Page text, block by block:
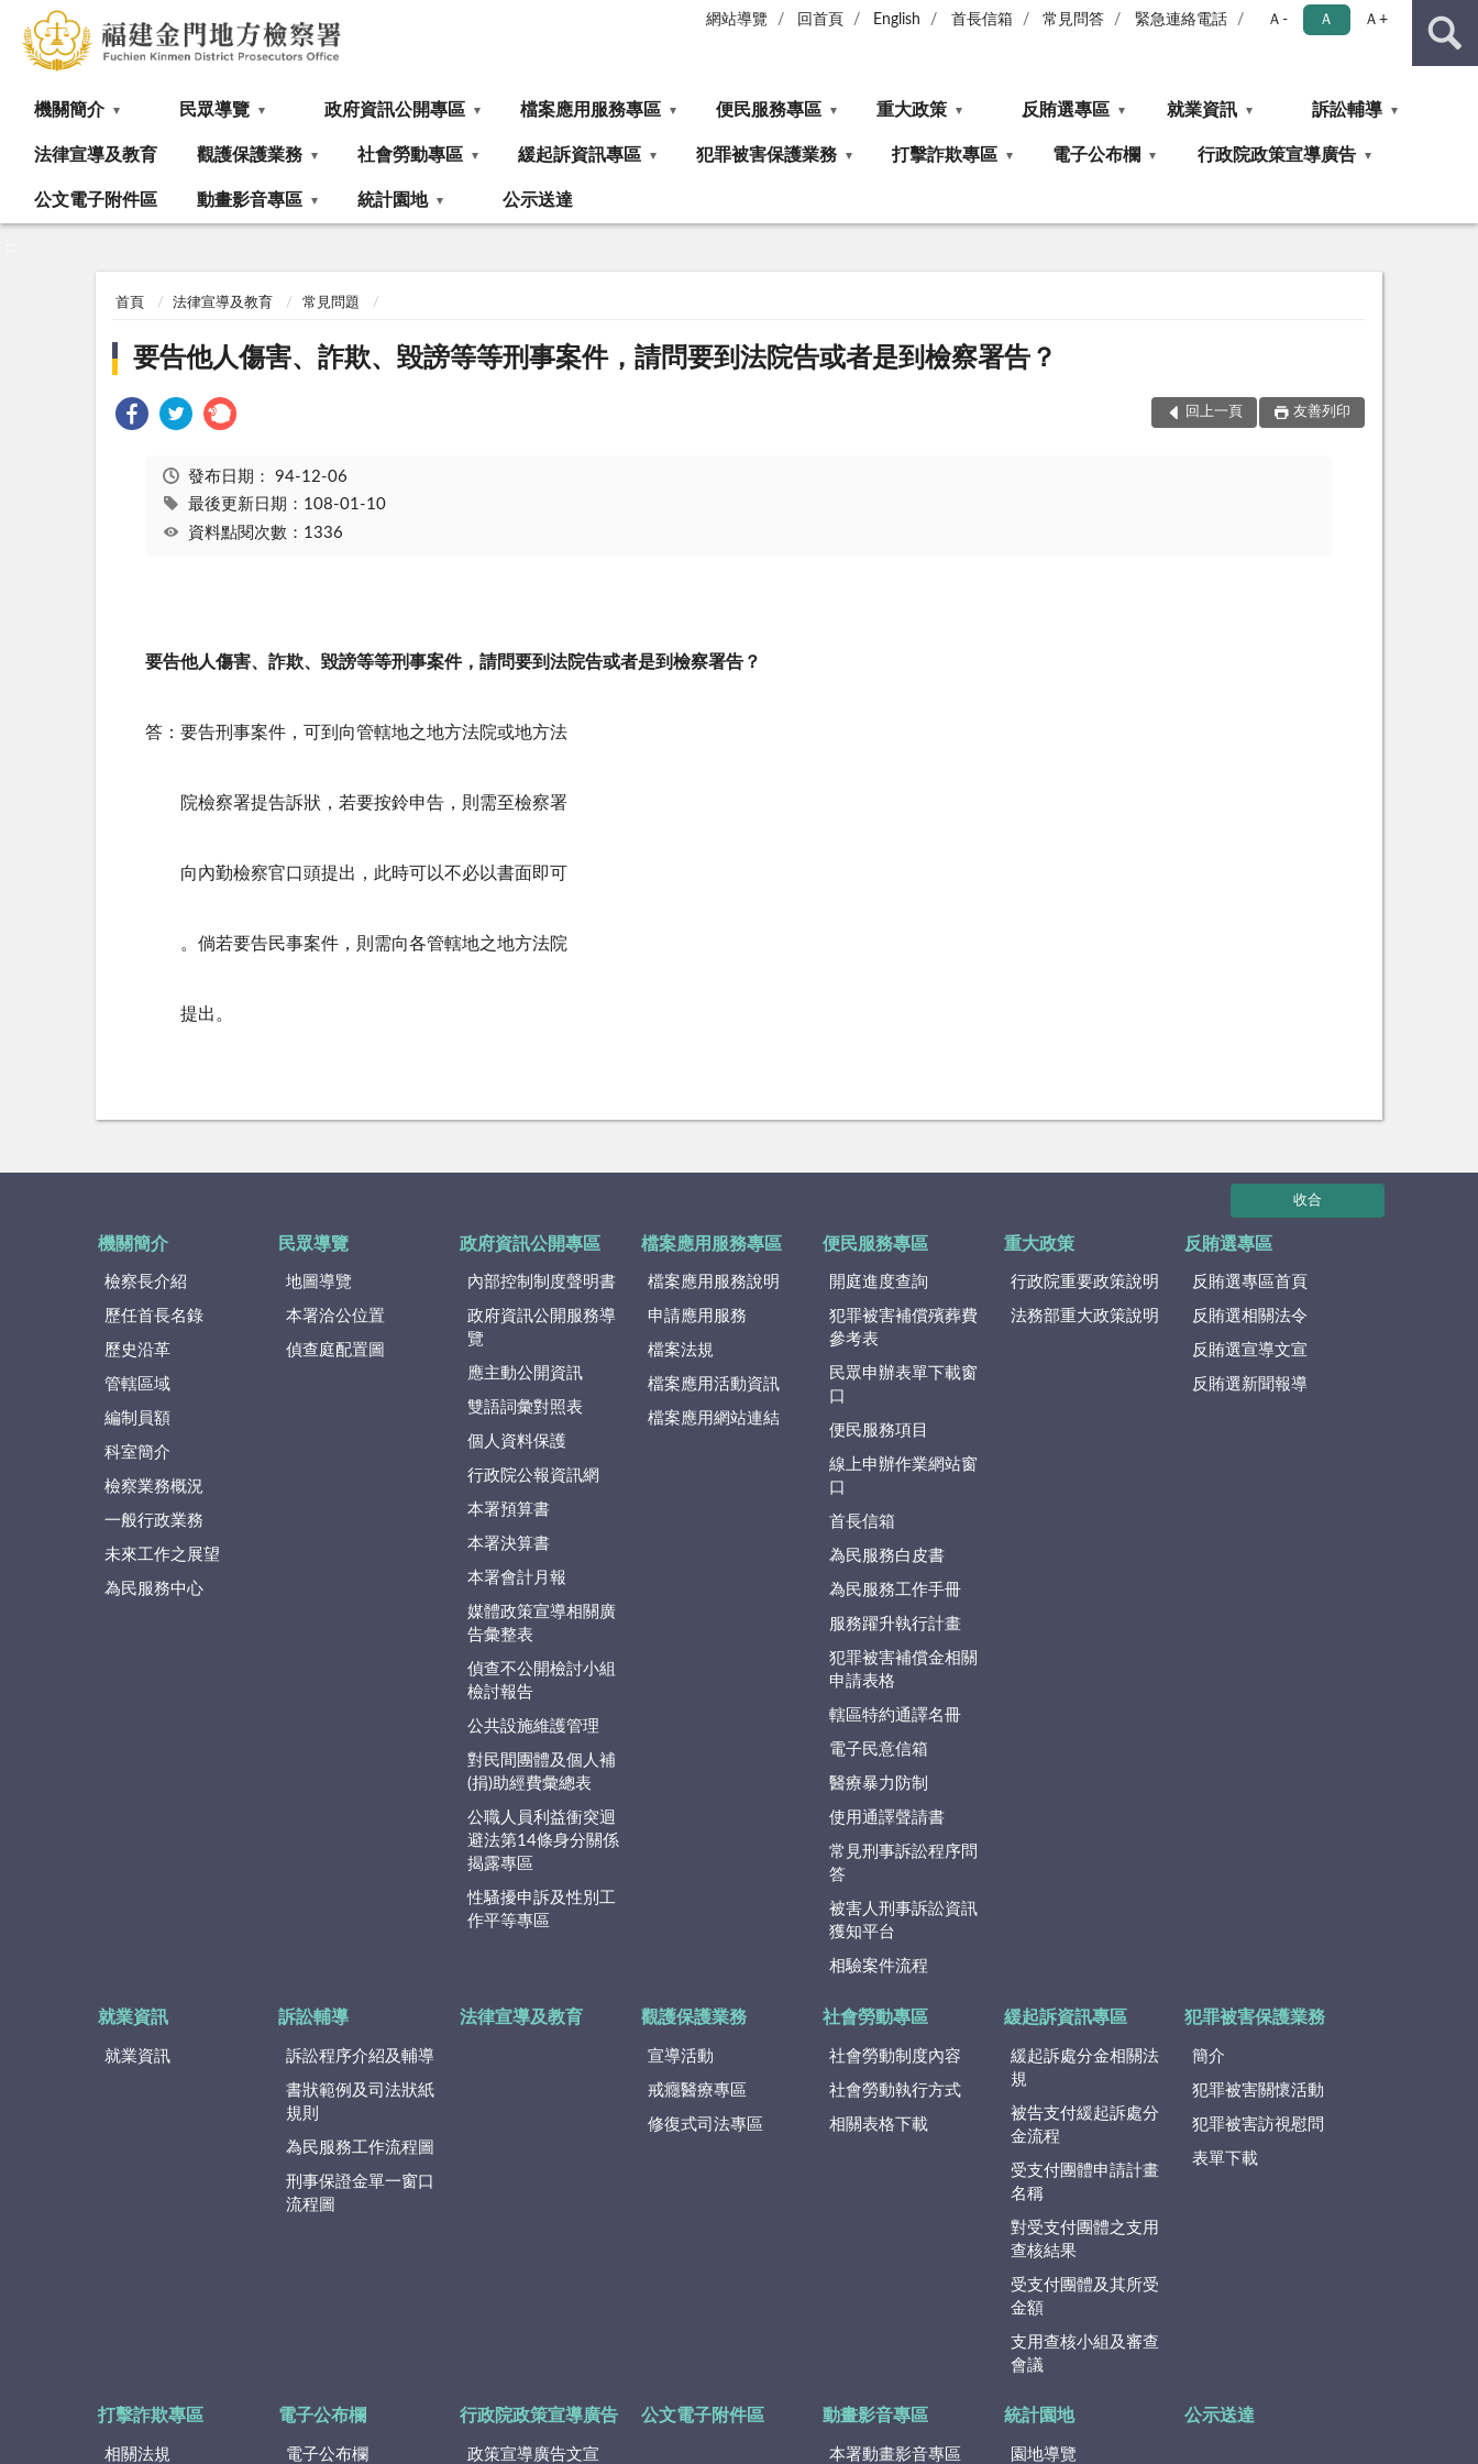
網站導覽 回首頁 English 首長信箱 常見問答 緊急連絡電話 Ａ- Ａ Ａ+
機關簡介 民眾導覽 政府資訊公開專區 檔案應用服務專區 便民服務專區 重大政策 反賄選專區 就業資訊 訴訟輔導
法律宣導及教育 觀護保護業務 社會勞動專區 緩起訴資訊專區 犯罪被害保護業務 打擊詐欺專區 電子公布欄 行政院政策宣導廣告
公文電子附件區 動畫影音專區 統計園地 公示送達
首頁 法律宣導及教育 常見問題
要告他人傷害、詐欺、毀謗等等刑事案件，請問要到法院告或者是到檢察署告？
回上一頁 友善列印
發布日期： 94-12-06
最後更新日期：108-01-10
資料點閱次數：1336
要告他人傷害、詐欺、毀謗等等刑事案件， 請問要到法院告或者是到檢察署告？
答：要告刑事案件，可到向管轄地之地方法院或地方法
院檢察署提告訴狀，若要按鈴申告，則需至檢察署
向內勤檢察官口頭提出，此時可以不必以書面即可
。倘若要告民事案件，則需向各管轄地之地方法院
提出。
收合
機關簡介
檢察長介紹
歷任首長名錄
歷史沿革
管轄區域
編制員額
科室簡介
檢察業務概況
一般行政業務
未來工作之展望
為民服務中心
民眾導覽
地圖導覽
本署洽公位置
偵查庭配置圖
政府資訊公開專區
內部控制制度聲明書
政府資訊公開服務導
覽
應主動公開資訊
雙語詞彙對照表
個人資料保護
行政院公報資訊網
本署預算書
本署決算書
本署會計月報
媒體政策宣導相關廣
告彙整表
偵查不公開檢討小組
檢討報告
公共設施維護管理
對民間團體及個人補
(捐)助經費彙總表
公職人員利益衝突迴
避法第14條身分關係
揭露專區
性騷擾申訴及性別工
作平等專區
檔案應用服務專區
檔案應用服務說明
申請應用服務
檔案法規
檔案應用活動資訊
檔案應用網站連結
便民服務專區
開庭進度查詢
犯罪被害補償殯葬費
參考表
民眾申辦表單下載窗
口
便民服務項目
線上申辦作業網站窗
口
首長信箱
為民服務白皮書
為民服務工作手冊
服務躍升執行計畫
犯罪被害補償金相關
申請表格
轄區特約通譯名冊
電子民意信箱
醫療暴力防制
使用通譯聲請書
常見刑事訴訟程序問
答
被害人刑事訴訟資訊
獲知平台
相驗案件流程
重大政策
行政院重要政策說明
法務部重大政策說明
反賄選專區
反賄選專區首頁
反賄選相關法令
反賄選宣導文宣
反賄選新聞報導
就業資訊
就業資訊
訴訟輔導
訴訟程序介紹及輔導
書狀範例及司法狀紙
規則
為民服務工作流程圖
刑事保證金單一窗口
流程圖
法律宣導及教育 觀護保護業務
宣導活動
戒癮醫療專區
修復式司法專區
社會勞動專區
社會勞動制度內容
社會勞動執行方式
相關表格下載
緩起訴資訊專區
緩起訴處分金相關法
規
被告支付緩起訴處分
金流程
受支付團體申請計畫
名稱
對受支付團體之支用
查核結果
受支付團體及其所受
金額
支用查核小組及審查
會議
犯罪被害保護業務
簡介
犯罪被害關懷活動
犯罪被害訪視慰問
表單下載
打擊詐欺專區
相關法規
電子公布欄
電子公布欄
行政院政策宣導廣告
政策宣導廣告文宣
公文電子附件區 動畫影音專區
本署動畫影音專區
統計園地
園地導覽
公示送達